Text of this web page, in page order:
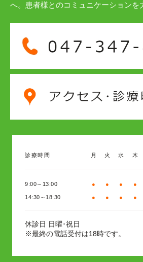
へ。患者様とのコミュニケーションを
診療時間 月 火 水 木
9:00～13:00 ● ● ● ●
14:30～18:30 ● ● ● ●
休診日 日曜･祝日
※最終の電話受付は18時です。